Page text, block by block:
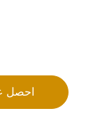
احصل